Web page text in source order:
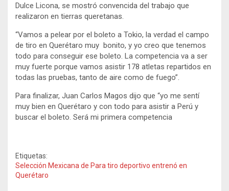
Dulce Licona, se mostró convencida del trabajo que
realizaron en tierras queretanas.
“Vamos a pelear por el boleto a Tokio, la verdad el campo
de tiro en Querétaro muy bonito, y yo creo que tenemos
todo para conseguir ese boleto. La competencia va a ser
muy fuerte porque vamos asistir 178 atletas repartidos en
todas las pruebas, tanto de aire como de fuego”.
Para finalizar, Juan Carlos Magos dijo que “yo me sentí
muy bien en Querétaro y con todo para asistir a Perú y
buscar el boleto. Será mi primera competencia
Etiquetas:
Selección Mexicana de Para tiro deportivo entrenó en
Querétaro